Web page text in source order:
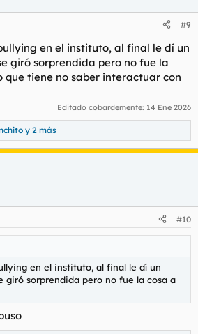
#9
en el instituto, al final le dí un
giró sorprendida pero no fue la
que tiene no saber interactuar con
Editado cobardemente: 14 Ene 2026
y 2 más
#10
en el instituto, al final le dí un
giró sorprendida pero no fue la cosa a